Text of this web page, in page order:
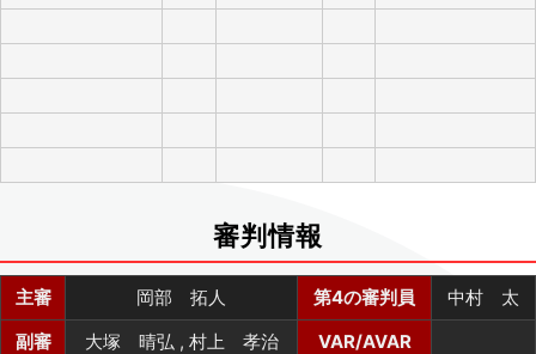
審判情報
主審 岡部 拓人 第4の審判員
中村 太
副審
大塚 晴弘 , 村上 孝治 VAR/AVAR